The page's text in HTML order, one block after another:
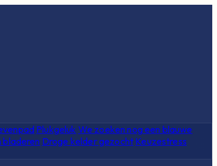
Plukgeluk We zoeken nog een blauwe
bladeren Droge kelder gezocht Keuzestress